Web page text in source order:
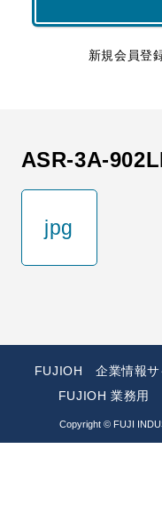
新規会員登
ASR-3A-
jpg
FUJIOH 企業情報サ
FUJIOH 業務用
Copyright © FUJI